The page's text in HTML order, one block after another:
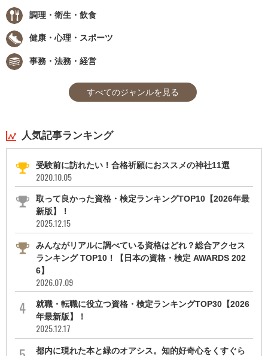
調理・衛生・飲食
健康・心理・スポーツ
事務・法務・経営
すべてのジャンルを見る
人気記事ランキング
受験前に訪れたい！合格祈願におススメの神社11選
2020.10.05
取って良かった資格・検定ランキングTOP10【2026年最
新版】！
2025.12.15
みんながリアルに調べている資格はどれ？総合アクセス
ランキング TOP10！【日本の資格・検定 AWARDS 202
6】
2026.07.09
就職・転職に役立つ資格・検定ランキングTOP30【2026
年最新版】！
2025.12.17
都内に現れた本と緑のオアシス。知的好奇心をくすぐら